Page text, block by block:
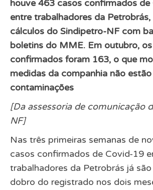
houve 463 casos confirmados
entre trabalhadores da
cálculos do Sindipetro-NF com
boletins do MME. Em outubro,
confirmados foram 163, o que
medidas da companhia não
contaminações
[Da assessoria de comunicação
NF]
Nas três primeiras semanas de
casos confirmados de Covid-19
trabalhadores da Petrobrás já
dobro do registrado nos dois